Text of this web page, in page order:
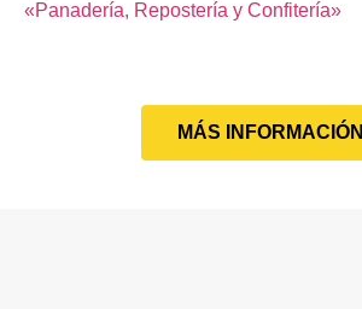
«Panadería, Repostería y Confitería»
MÁS INFORMACIÓN